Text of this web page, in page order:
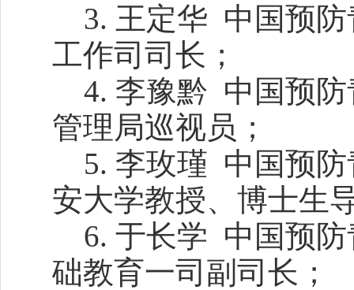
3. 王定华 中国预
工作司司长；
4. 李豫黔 中国预
管理局巡视员；
5. 李玫瑾 中国预
安大学教授、博士生
6. 于长学 中国预
础教育一司副司长；